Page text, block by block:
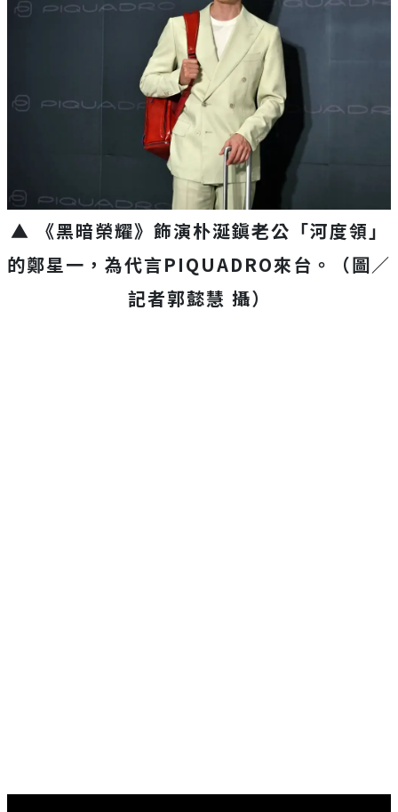
▲ 《黑暗榮耀》飾演朴涎鎭老公「河度領」
的鄭星一，為代言PIQUADRO來台。（圖／
記者郭懿慧 攝）